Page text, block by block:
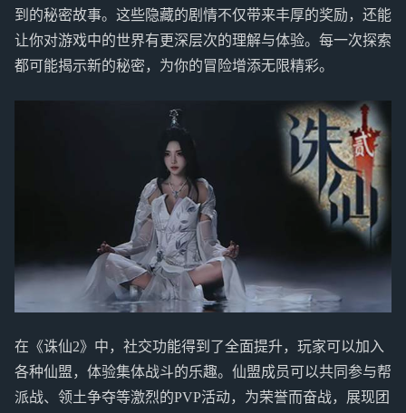
到的秘密故事。这些隐藏的剧情不仅带来丰厚的奖励，还能
让你对游戏中的世界有更深层次的理解与体验。每一次探索
都可能揭示新的秘密，为你的冒险增添无限精彩。
在《诛仙2》中，社交功能得到了全面提升，玩家可以加入
各种仙盟，体验集体战斗的乐趣。仙盟成员可以共同参与帮
派战、领土争夺等激烈的PVP活动，为荣誉而奋战，展现团